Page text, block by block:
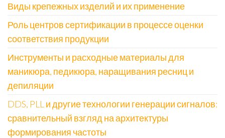
Виды крепежных изделий и их применение
Роль центров сертификации в процессе оценки
соответствия продукции
Инструменты и расходные материалы для
маникюра, педикюра, наращивания ресниц и
депиляции
DDS, PLL и другие технологии генерации сигналов:
сравнительный взгляд на архитектуры
формирования частоты